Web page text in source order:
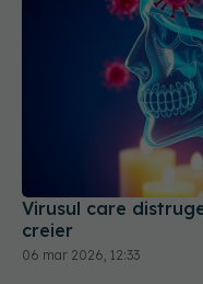
Virusul care
creier
06 mar 2026, 12:33